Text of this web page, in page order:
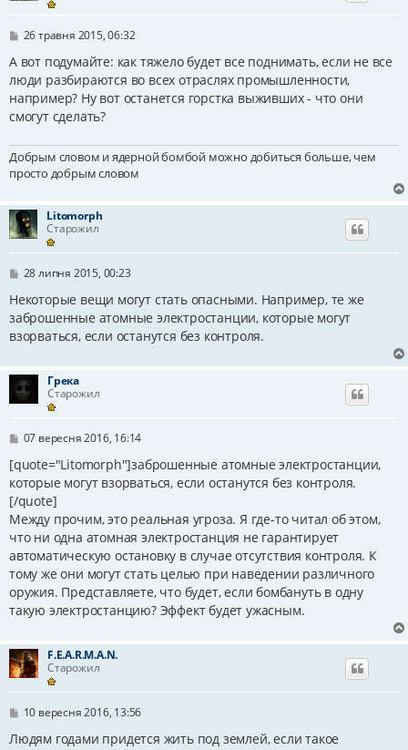
П
в
д
о
м
л
н
н
я
26 травня 2015, 06:32
А вот подумайте: как тяжело будет все поднимать, если не все
люди разбираются во всех отраслях промышленности,
например? Ну вот останется горстка выживших - что они
смогут сделать?
Добрым словом и ядерной бомбой можно добиться больше, чем
просто добрым словом
Litomorph
Старожил
П
в
д
о
е
н
н
28 липня 2015, 00:23
Некоторые вещи могут стать опасными. Например, те же
заброшенные атомные электростанции, которые могут
взорваться, если останутся без контроля.
Грека
Старожил
П
в
і
д
о
м
л
е
н
н
я
07 вересня 2016, 16:14
[quote="Litomorph"]заброшенные атомные электростанции,
которые могут взорваться, если останутся без контроля.
[/quote]
Между прочим, это реальная угроза. Я где-то читал об этом,
что ни одна атомная электростанция не гарантирует
автоматическую остановку в случае отсутствия контроля. К
тому же они могут стать целью при наведении различного
оружия. Представляете, что будет, если бомбануть в одну
такую электростанцию? Эффект будет ужасным.
F.E.A.R.M.A.N.
Старожил
П
в
10 вересня 2016, 13:56
Людям годами придется жить под землей, если такое